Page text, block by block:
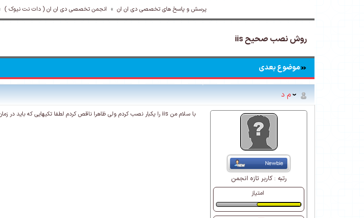
پرسش و پاسخ های تخصصی دی ان ان » انجمن تخصصی دی ان ان ( دات نت نیوک )
روش نصب صحیح iis
موضوع بعدی
م د
رتبه :کاربر تازه انجمن
امتیاز
طبیعی
با سلام من iis را یکبار نصب کردم ولی ظاهرا ناقص کردم لطفا تکیهایی که باید در زمان نصب iis زده شود را بفرمایید کدامست